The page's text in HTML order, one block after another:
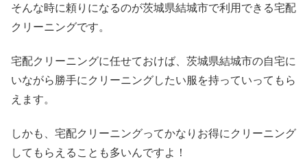
そんな時に頼りになるのが茨城県結城市で利用できる宅配
クリーニングです。
宅配クリーニングに任せておけば、茨城県結城市の自宅に
いながら勝手にクリーニングしたい服を持っていってもら
えます。
しかも、宅配クリーニングってかなりお得にクリーニング
してもらえることも多いんですよ！